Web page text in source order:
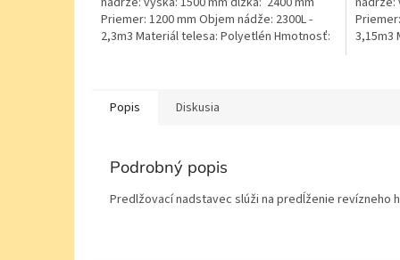
5
hviezdičiek.
Priemer: 1200 mm Objem nádže: 2300L -
2,3m3 Materiál telesa: Polyetlén Hmotnosť:
5
3,15m3
Popis Diskusia
Podrobný popis
Predlžovací nadstavec slúži na predĺženie revízneho